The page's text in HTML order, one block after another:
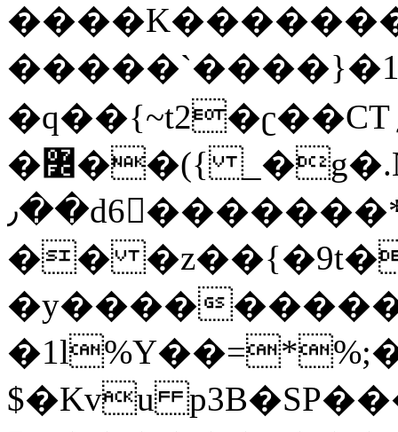
�q��{~t2�ʗ��CT؍���������{�~}ur����u�}o����(�:�j���=����{�۝Vo�An��J^��������M\M�'{{l�i
�߼��({ _�g�.Nfӻg����f7z91o^��̤^�>��2�`�:|#dk�{>�>>&�tsw�Nwo�?
٫��d6򆧇�������*��[|^]oo���NW~zz>�X&�u�=K?
��
�y����
$�Kvu